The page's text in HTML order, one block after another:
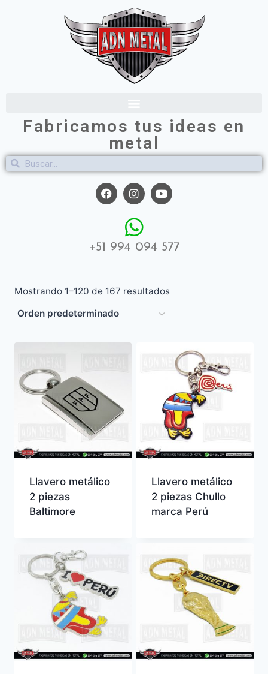
Fabricamos tus ideas en
metal
+51 994 094 577
Mostrando 1–120 de 167 resultados
Llavero metálico
2 piezas
Baltimore
Llavero metálico
2 piezas Chullo
marca Perú